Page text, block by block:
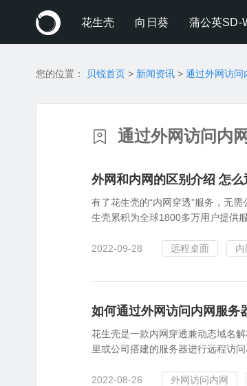
花生壳 向日葵 蒲公英SD-
您的位置： 贝锐首页 > 新闻资讯 > 通过外网访问
通过外网访问内
外网和内网的区别介绍 怎
有了花生壳的“内网穿透”服务，无
生壳累积为全球1800多万用户提供
2022-09-28 远程桌面 内
如何通过外网访问内网服务
花生壳是一款内网穿透兼动态域名
里或公司搭建的服务器进行远程访
2022-08-26 外网访问内网